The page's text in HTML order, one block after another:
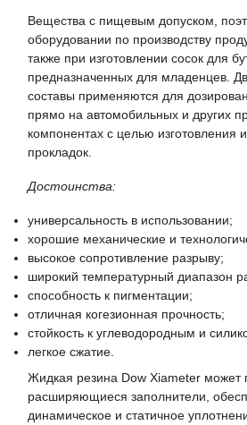
Вещества с пищевым допуском,
оборудовании по производству
также при изготовлении сосок для
предназначенных для младенцев.
составы применяются для
прямо на автомобильных и других
компонентах с целью изготовления
прокладок.
Достоинства:
универсальность в использовании;
хорошие механические и
высокое сопротивление разрыву;
широкий температурный диапазон
способность к пигментации;
отличная когезионная прочность;
стойкость к углеводородным и
легкое сжатие.
Жидкая резина Dow Xiameter может
расширяющиеся заполнители,
динамическое и статичное